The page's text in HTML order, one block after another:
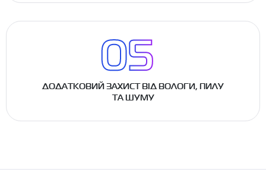
ДОДАТКОВИЙ ЗАХИСТ ВІД ВОЛОГИ, ПИЛУ
ТА ШУМУ